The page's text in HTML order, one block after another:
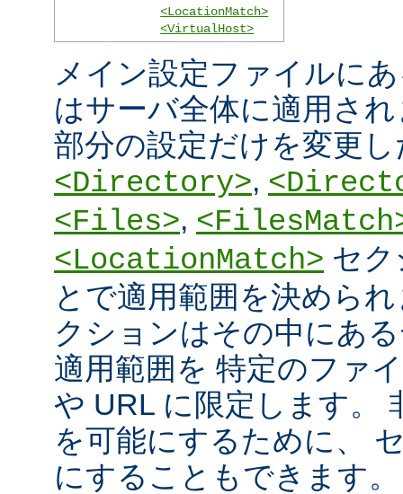
<LocationMatch>
<VirtualHost>
メイン設定ファイルに
はサーバ全体に適用さ
部分の設定だけを変更
<Directory>,
<Files>,
<LocationMatch> セ
とで適用範囲を決めら
クションはその中にあ
適用範囲を 特定のファ
や URL に限定します。
を可能にするために、
にすることもできます。